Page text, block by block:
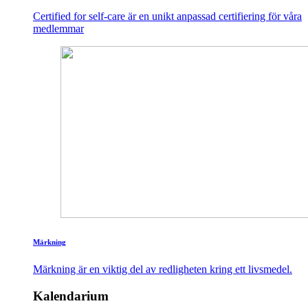
Certified for self-care är en unikt anpassad certifiering för våra
medlemmar
Märkning
Märkning är en viktig del av redligheten kring ett livsmedel.
Kalendarium